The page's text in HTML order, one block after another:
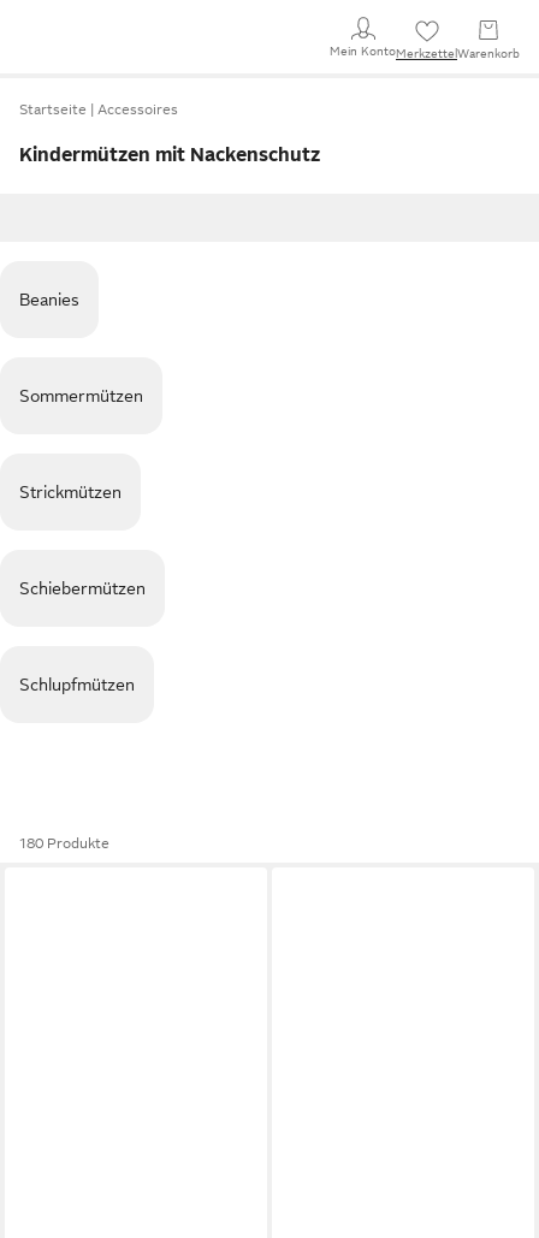
Mein KontoMerkzettel Warenkorb
Startseite Accessoires
Kindermützen mit Nackenschutz
Beanies
Sommermützen
Strickmützen
Schiebermützen
Schlupfmützen
180 Produkte